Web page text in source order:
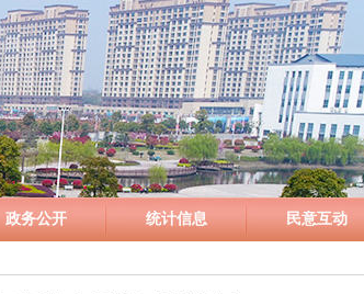
政务公开 统计信息 民意互动